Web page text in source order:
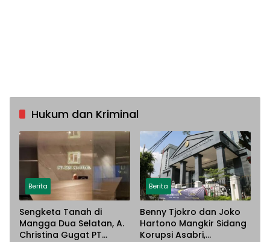
Hukum dan Kriminal
Berita
Sengketa Tanah di
Mangga Dua Selatan, A.
Christina Gugat PT
Berita
Benny Tjokro dan Joko
Hartono Mangkir Sidang
Korupsi Asabri,